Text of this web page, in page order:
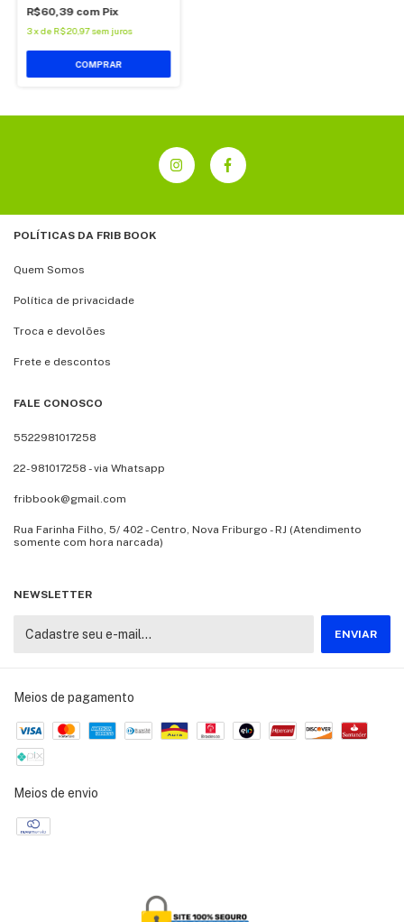
R$60,39 com Pix
3xdeR$20,97 sem juros
COMPRAR
POLÍTICAS DA FRIB BOOK
Quem Somos
Política de privacidade
Troca e devolões
Frete e descontos
FALE CONOSCO
5522981017258
22-981017258 - via Whatsapp
fribbook@gmail.com
Rua Farinha Filho, 5/ 402 - Centro, Nova Friburgo - RJ (Atendimento
somente com hora narcada)
NEWSLETTER
Meios de pagamento
Meios de envio